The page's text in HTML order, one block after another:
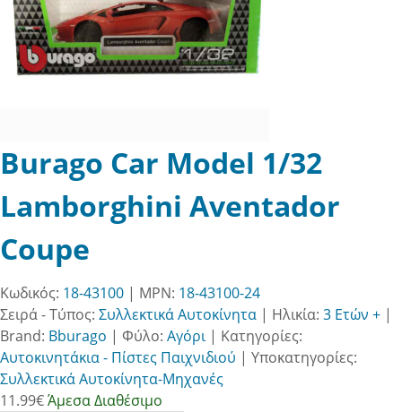
Burago Car Model 1/32
Lamborghini Aventador
Coupe
Κωδικός: 18-43100 | MPN: 18-43100-24
Σειρά - Τύπος: Συλλεκτικά Αυτοκίνητα | Ηλικία: 3 Ετών + |
Brand: Bburago | Φύλο: Αγόρι| Κατηγορίες:
Αυτοκινητάκια - Πίστες Παιχνιδιού | Υποκατηγορίες:
Συλλεκτικά Αυτοκίνητα-Μηχανές
11.99€Άμεσα Διαθέσιμο